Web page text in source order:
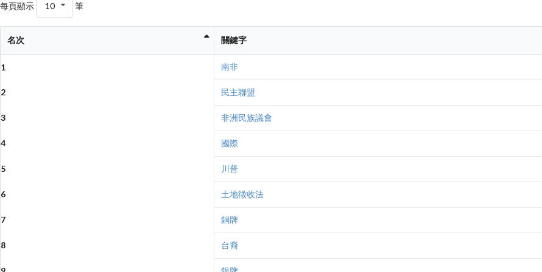
每頁顯示 10 筆
名次 關鍵字
1 南非
2 民主聯盟
3 非洲民族議會
4 國際
5 川普
6 土地徵收法
7 銅牌
8 台裔